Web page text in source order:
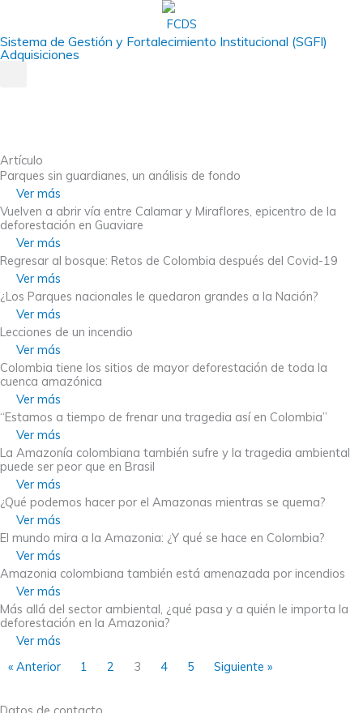
contenido
Sistema de Gestión y Fortalecimiento Institucional (SGFI)
Adquisiciones
Menu
Artículo
Parques sin guardianes, un análisis de fondo
Ver más
Vuelven a abrir vía entre Calamar y Miraflores, epicentro de la
deforestación en Guaviare
Ver más
Regresar al bosque: Retos de Colombia después del Covid-19
Ver más
¿Los Parques nacionales le quedaron grandes a la Nación?
Ver más
Lecciones de un incendio
Ver más
Colombia tiene los sitios de mayor deforestación de toda la
cuenca amazónica
Ver más
“Estamos a tiempo de frenar una tragedia así en Colombia”
Ver más
La Amazonía colombiana también sufre y la tragedia ambiental
puede ser peor que en Brasil
Ver más
¿Qué podemos hacer por el Amazonas mientras se quema?
Ver más
El mundo mira a la Amazonia: ¿Y qué se hace en Colombia?
Ver más
Amazonia colombiana también está amenazada por incendios
Ver más
Más allá del sector ambiental, ¿qué pasa y a quién le importa la
deforestación en la Amazonia?
Ver más
« Anterior
1 2 3 4 5 Siguiente »